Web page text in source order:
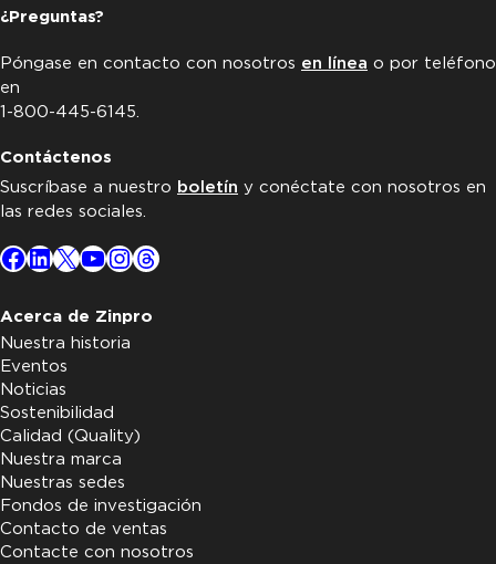
¿Preguntas?
Póngase en contacto con nosotros en línea o por teléfono
en
1-800-445-6145.
Contáctenos
Suscríbase a nuestro boletín y conéctate con nosotros en
las redes sociales.
Facebook
LinkedIn
X YouTube
Instagram
Threads
Acerca de Zinpro
Nuestra historia
Eventos
Noticias
Sostenibilidad
Calidad (Quality)
Nuestra marca
Nuestras sedes
Fondos de investigación
Contacto de ventas
Contacte con nosotros